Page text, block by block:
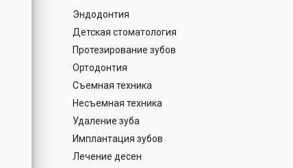
Эндодонтия
Детская стоматология
Протезирование зубов
Ортодонтия
Съемная техника
Несъемная техника
Удаление зуба
Имплантация зубов
Лечение десен